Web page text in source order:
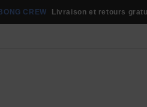
CREW Livraison et retours